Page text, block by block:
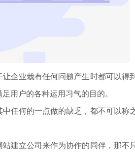
业栽有任何问题产生时都可以得
用户的各种运用习气的目的。
何的一点做的缺乏，都不可以称
立公司来作为协作的同伴，那不